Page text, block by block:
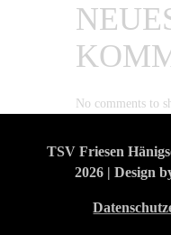
No comments to
TSV Friesen
2026 | Design